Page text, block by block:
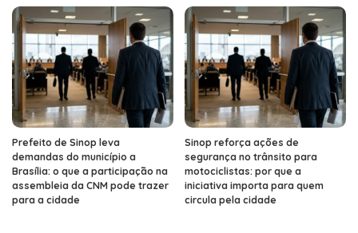
Prefeito de Sinop leva
demandas do município a
Brasília: o que a participação na
assembleia da CNM pode trazer
para a cidade
Sinop reforça ações de
segurança no trânsito para
motociclistas: por que a
iniciativa importa para quem
circula pela cidade